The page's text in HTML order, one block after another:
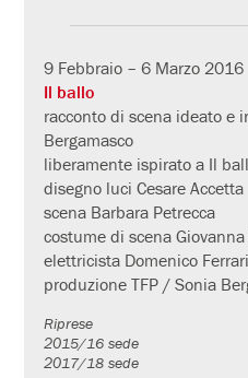
9 Febbraio – 6 Marzo 2016
Il ballo
racconto di scena ideato e
Bergamasco
liberamente ispirato a Il
disegno luci Cesare Accetta
scena Barbara Petrecca
costume di scena
elettricista Domenico Ferrari
produzione TFP / Sonia
Riprese
2015/16 sede
2017/18 sede